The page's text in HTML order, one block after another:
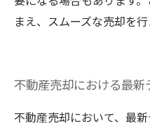
まえ、スムーズな売却を
不動産売却における最
不動産売却において、最